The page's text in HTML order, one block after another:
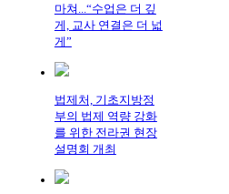
마쳐...“수업은 더 깊
게, 교사 연결은 더 넓
게”
법제처, 기초지방정
부의 법제 역량 강화
를 위한 전라권 현장
설명회 개최